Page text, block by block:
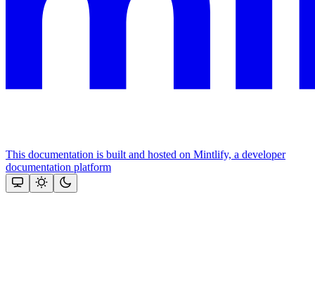
This documentation is built and hosted on Mintlify, a developer
documentation platform